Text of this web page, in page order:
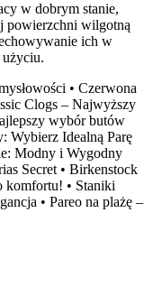
w dobrym stanie,
powierzchni wilgotną
ich w
• Czerwona
Clogs – Najwyższy
wybór butów
Wybierz Idealną Parę
Modny i Wygodny
Secret • Birkenstock
komfortu! • Staniki
• Pareo na plażę –